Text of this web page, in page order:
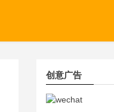
创意广告